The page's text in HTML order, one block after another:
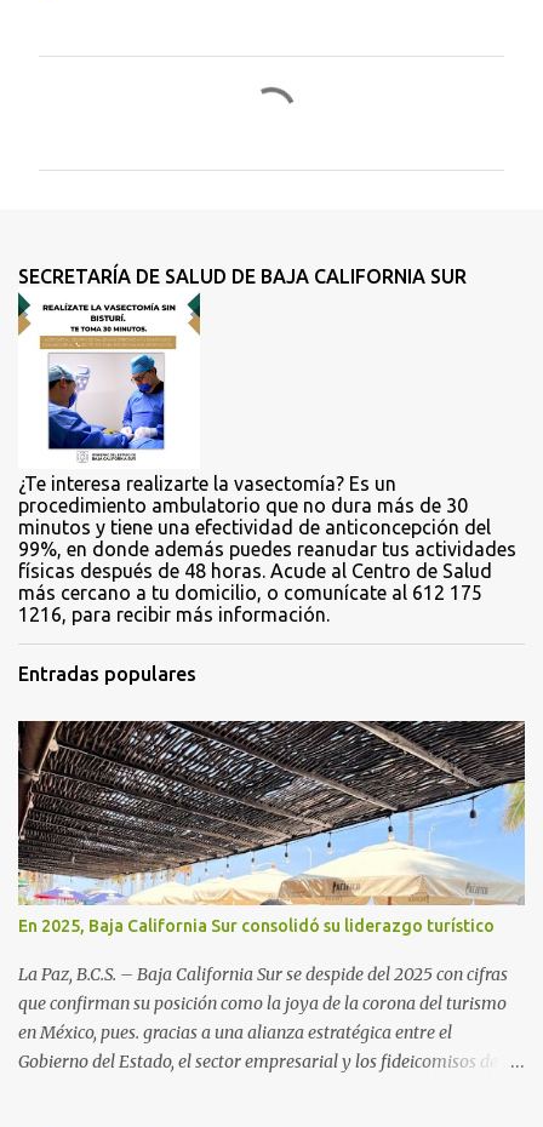
t
r
o
SECRETARÍA DE SALUD DE BAJA CALIFORNIA SUR
¿Te interesa realizarte la vasectomía? Es un
procedimiento ambulatorio que no dura más de 30
minutos y tiene una efectividad de anticoncepción del
99%, en donde además puedes reanudar tus actividades
físicas después de 48 horas. Acude al Centro de Salud
más cercano a tu domicilio, o comunícate al 612 175
1216, para recibir más información.
Entradas populares
En 2025, Baja California Sur consolidó su liderazgo turístico
La Paz, B.C.S. – Baja California Sur se despide del 2025 con cifras
que confirman su posición como la joya de la corona del turismo
en México, pues. gracias a una alianza estratégica entre el
Gobierno del Estado, el sector empresarial y los fideicomisos de